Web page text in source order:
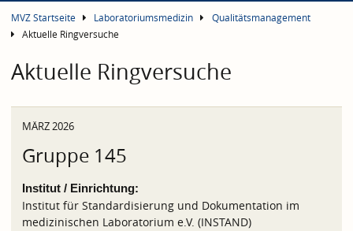
MVZ Startseite Laboratoriumsmedizin
Qualitätsmanagement
Aktuelle Ringversuche
Aktuelle Ringversuche
MÄRZ 2026
Gruppe 145
Institut / Einrichtung:
Institut für Standardisierung und Dokumentation im
medizinischen Laboratorium e.V. (INSTAND)